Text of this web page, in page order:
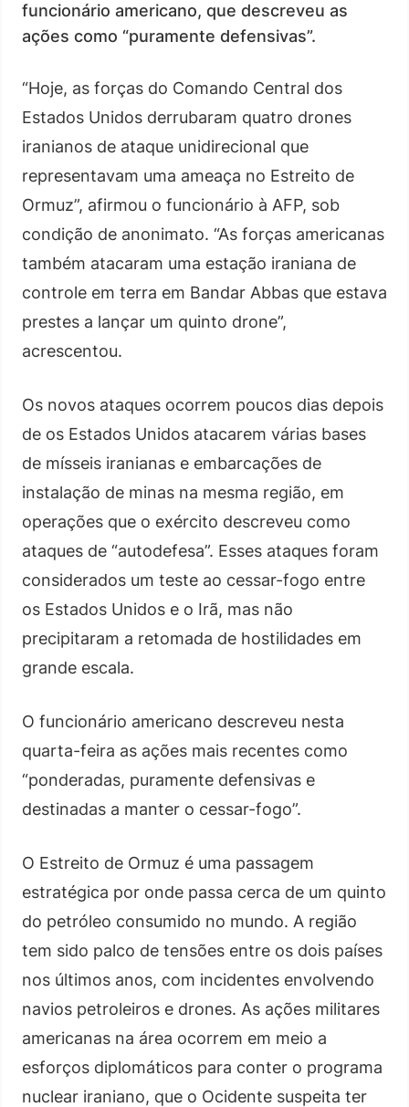
funcionário americano, que descreveu as
ações como “puramente defensivas”.
“Hoje, as forças do Comando Central dos
Estados Unidos derrubaram quatro drones
iranianos de ataque unidirecional que
representavam uma ameaça no Estreito de
Ormuz”, afirmou o funcionário à AFP, sob
condição de anonimato. “As forças americanas
também atacaram uma estação iraniana de
controle em terra em Bandar Abbas que estava
prestes a lançar um quinto drone”,
acrescentou.
Os novos ataques ocorrem poucos dias depois
de os Estados Unidos atacarem várias bases
de mísseis iranianas e embarcações de
instalação de minas na mesma região, em
operações que o exército descreveu como
ataques de “autodefesa”. Esses ataques foram
considerados um teste ao cessar-fogo entre
os Estados Unidos e o Irã, mas não
precipitaram a retomada de hostilidades em
grande escala.
O funcionário americano descreveu nesta
quarta-feira as ações mais recentes como
“ponderadas, puramente defensivas e
destinadas a manter o cessar-fogo”.
O Estreito de Ormuz é uma passagem
estratégica por onde passa cerca de um quinto
do petróleo consumido no mundo. A região
tem sido palco de tensões entre os dois países
nos últimos anos, com incidentes envolvendo
navios petroleiros e drones. As ações militares
americanas na área ocorrem em meio a
esforços diplomáticos para conter o programa
nuclear iraniano, que o Ocidente suspeita ter